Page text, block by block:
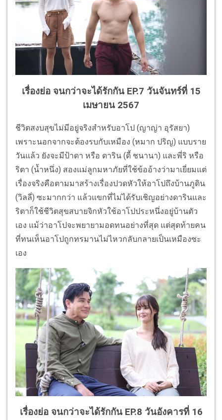
เรื่องย่อ จนกว่าจะได้รักกัน EP.7 วันจันทร์ที่ 15
เมษายน 2567
ชีวิตสงบสุขไม่มีอยู่จริงสำหรับอาโป (ญาญ่า อุรัสยา)
เพราะนอกจากจะต้องรบกับเหมือง (หมาก ปริญ) แบบราย
วันแล้ว ยังจะมีป้าดา หรือ ดาริน (ดี้ ชนานา) และพี่ริ หรือ
ริตา (น้ำหนึ่ง) สองแม่ลูกมหาภัยที่ใช้ข้ออ้างว่ามาเยี่ยมแต่
เรื่องจริงคือตามมาสร้างเรื่องปวดหัวให้อาโปถึงบ้านภูดิน
(วิลลี่) ซะมากกว่า แล้วแขกที่ไม่ได้รับเชิญอย่างดารินและ
ริตาก็ใช้ชีวิตสุขสบายจิกหัวใช้อาโปประหนึ่งอยู่บ้านตัว
เอง แม้ว่าอาโปจะพยายามอดทนอย่างที่สุด แต่สุดท้ายคน
ที่ทนเห็นอาโปถูกทรมานไม่ไหวกลับกลายเป็นเหมืองซะ
เอง
เรื่องย่อ จนกว่าจะได้รักกัน EP.8 วันอังคารที่ 16